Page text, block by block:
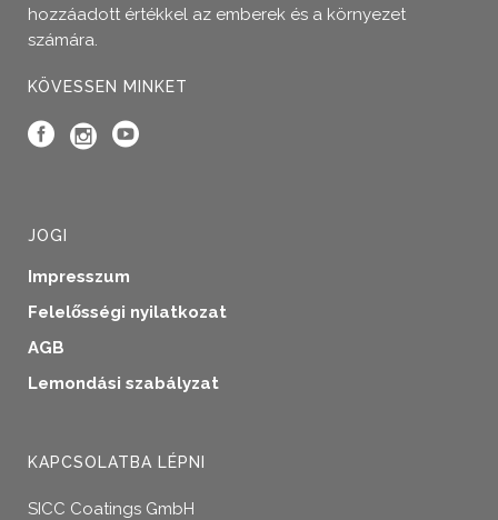
hozzáadott értékkel az emberek és a környezet
számára.
KÖVESSEN MINKET
JOGI
Impresszum
Felelősségi nyilatkozat
AGB
Lemondási szabályzat
KAPCSOLATBA LÉPNI
SICC Coatings GmbH